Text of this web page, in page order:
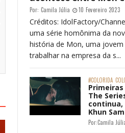
Por: Camila Júlia 10 Fevereiro 2023
Créditos: IdolFactory/
uma série homônima da
história de Mon, uma
trabalhar na empresa da s...
#COLORIDA
The
continua,
Khun
Por:Camila